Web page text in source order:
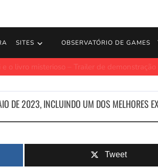
SITES OBSERVATÓRIO DE GAMES
– Trailer de demonstração – Nintendo
DE 2023, INCLUINDO UM DOS MELHORES
Tweet